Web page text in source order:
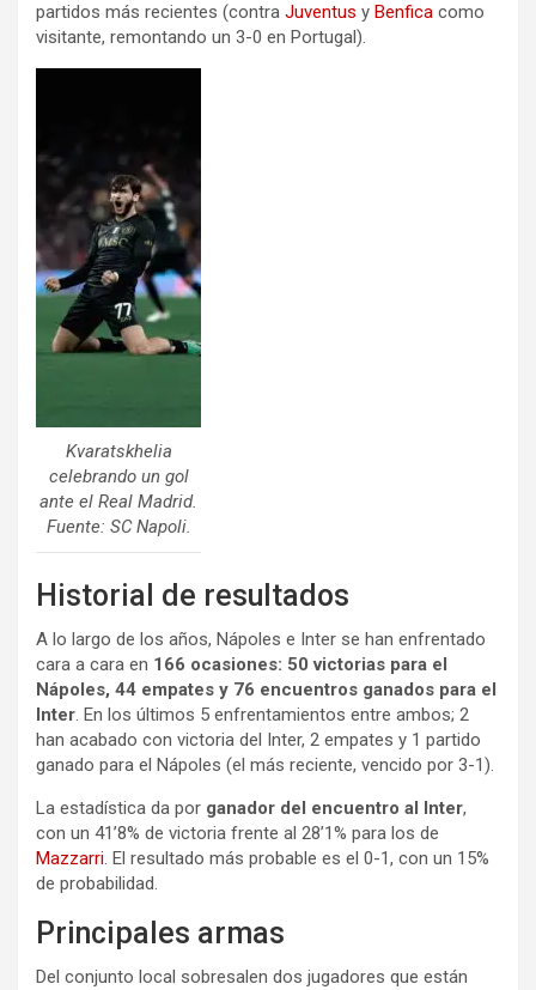
partidos más recientes (contra Juventus y Benfica como
visitante, remontando un 3-0 en Portugal).
Kvaratskhelia
celebrando un gol
ante el Real Madrid.
Fuente: SC Napoli.
Historial de resultados
A lo largo de los años, Nápoles e Inter se han enfrentado
cara a cara en 166 ocasiones: 50 victorias para el
Nápoles, 44 empates y 76 encuentros ganados para el
Inter. En los últimos 5 enfrentamientos entre ambos; 2
han acabado con victoria del Inter, 2 empates y 1 partido
ganado para el Nápoles (el más reciente, vencido por 3-1).
La estadística da por ganador del encuentro al Inter,
con un 41’8% de victoria frente al 28’1% para los de
Mazzarri. El resultado más probable es el 0-1, con un 15%
de probabilidad.
Principales armas
Del conjunto local sobresalen dos jugadores que están